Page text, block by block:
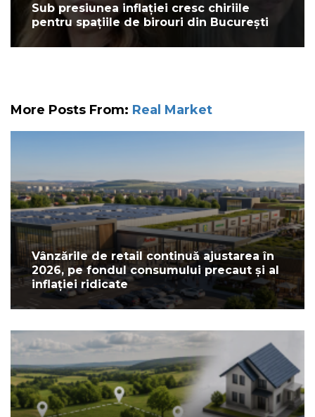
Sub presiunea inflației cresc chiriile
pentru spațiile de birouri din București
More Posts From: Real Market
Vânzările de retail continuă ajustarea în
2026, pe fondul consumului precaut și al
inflației ridicate